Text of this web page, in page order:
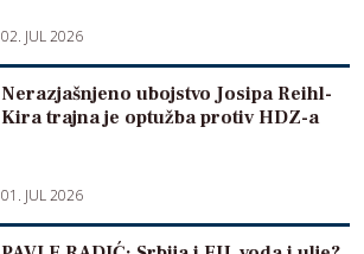
02. JUL 2026
Nerazjašnjeno ubojstvo Josipa Reihl-
Kira trajna je optužba protiv HDZ-a
01. JUL 2026